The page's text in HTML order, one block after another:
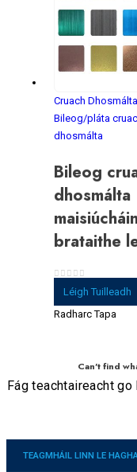
Cruach Dhosmálta
Bileog/pláta
dhosmálta
Bileog
dhosmálta
brataithe
As 5
Léigh Tuilleadh
Radharc Tapa
Can't find
Fág teachtaireacht
TEAGMHÁIL LINN LE